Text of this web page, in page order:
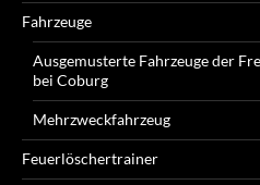
Fahrzeuge
Ausgemusterte Fahrzeuge der
bei Coburg
Mehrzweckfahrzeug
Feuerlöschertrainer